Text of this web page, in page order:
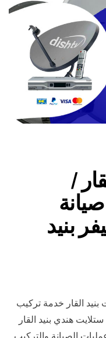
/
صيانة
بنيد
القار خدمة تركيب
هندي بنيد القار